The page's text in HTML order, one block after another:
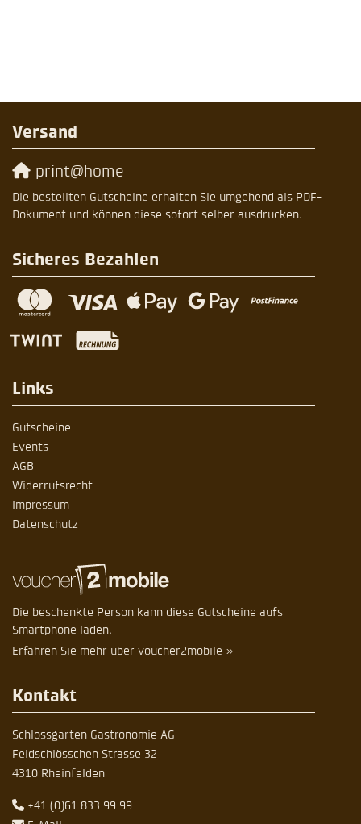
Versand
print@home
Die bestellten Gutscheine erhalten Sie umgehend als PDF-
Dokument und können diese sofort selber ausdrucken.
Sicheres Bezahlen
Links
Gutscheine
Events
AGB
Widerrufsrecht
Impressum
Datenschutz
Die beschenkte Person kann diese Gutscheine aufs
Smartphone laden.
Erfahren Sie mehr über voucher2mobile »
Kontakt
Schlossgarten Gastronomie AG
Feldschlösschen Strasse 32
4310 Rheinfelden
+41 (0)61 833 99 99